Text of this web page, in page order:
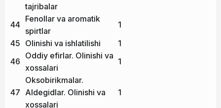
tajribalar
44
Fenollar va aromatik
spirtlar
1
45 Olinishi va ishlatilishi
1
46
Oddiy efirlar. Olinishi va
xossalari
1
47
Oksobirikmalar.
Aldegidlar. Olinishi va
xossalari
1